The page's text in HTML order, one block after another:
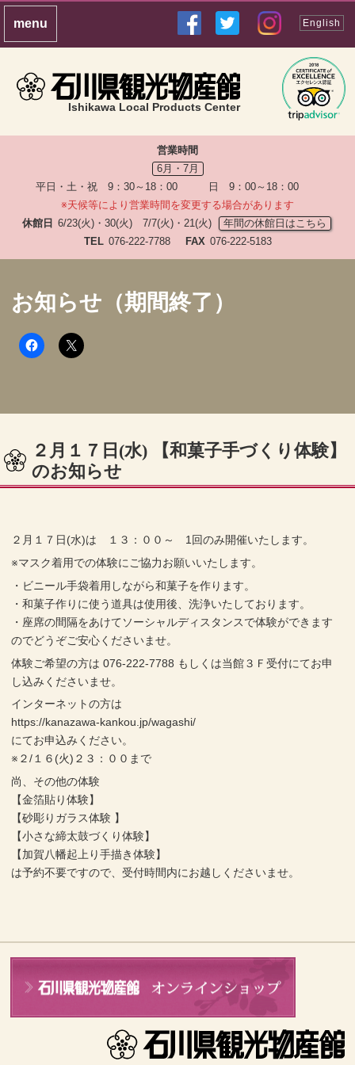
Ishikawa Local Products Center
English
営業時間
6月・7月
平日・土・祝 9：30～18：00 日 9：00～18：00
※天候等により営業時間を変更する場合があります
休館日 6/23(火)・30(火) 7/7(火)・21(火)
年間の休館日はこちら
TEL 076-222-7788 FAX 076-222-5183
お知らせ（期間終了）
２月１７日(水) 【和菓子手づくり体験】
のお知らせ
２月１７日(水)は １３：００～ 1回のみ開催いたします。
※マスク着用での体験にご協力お願いいたします。
・ビニール手袋着用しながら和菓子を作ります。
・和菓子作りに使う道具は使用後、洗浄いたしております。
・座席の間隔をあけてソーシャルディスタンスで体験ができます
のでどうぞご安心くださいませ。
体験ご希望の方は 076-222-7788 もしくは当館３Ｆ受付にてお申
し込みくださいませ。
インターネットの方は
https://kanazawa-kankou.jp/wagashi/
にてお申込みください。
※２/１６(火)２３：００まで
尚、その他の体験
【金箔貼り体験】
【砂彫りガラス体験 】
【小さな締太鼓づくり体験】
【加賀八幡起上り手描き体験】
は予約不要ですので、受付時間内にお越しくださいませ。